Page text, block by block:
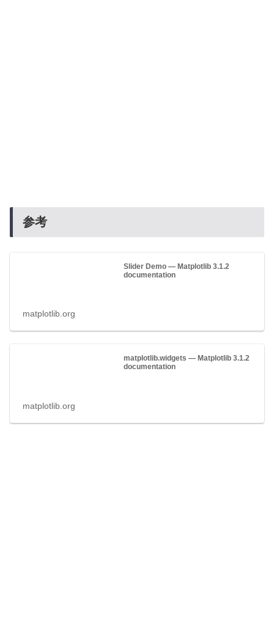
参考
Slider Demo — Matplotlib 3.1.2
documentation
matplotlib.org
matplotlib.widgets — Matplotlib 3.1.2
documentation
matplotlib.org